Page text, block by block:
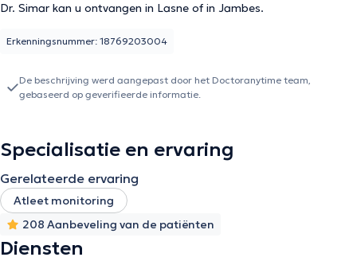
Dr. Simar kan u ontvangen in Lasne of in Jambes.
Erkenningsnummer: 18769203004
De beschrijving werd aangepast door het Doctoranytime team,
gebaseerd op geverifieerde informatie.
Specialisatie en ervaring
Gerelateerde ervaring
Atleet monitoring
208 Aanbeveling van de patiënten
Diensten